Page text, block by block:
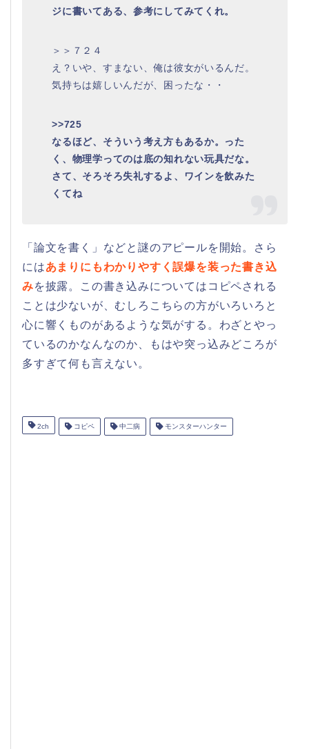
ジに書いてある、参考にしてみてくれ。
＞＞７２４
え？いや、すまない、俺は彼女がいるんだ。
気持ちは嬉しいんだが、困ったな・・
>>725
なるほど、そういう考え方もあるか。った
く、物理学ってのは底の知れない玩具だな。
さて、そろそろ失礼するよ、ワインを飲みた
くてね
「論文を書く」などと謎のアピールを開始。さら
にはあまりにもわかりやすく誤爆を装った書き込
みを披露。この書き込みについてはコピペされる
ことは少ないが、むしろこちらの方がいろいろと
心に響くものがあるような気がする。わざとやっ
ているのかなんなのか、もはや突っ込みどころが
多すぎて何も言えない。
2ch コピペ 中二病 モンスターハンター